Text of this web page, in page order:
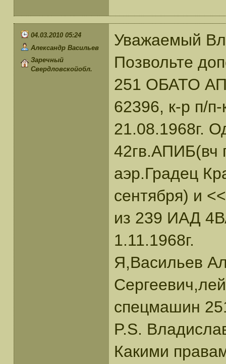
04.03.2010 05:24
Александр Васильев
Заречный
Свердловскойобл.
Уважаемый
Позвольте
251 ОБАТО
62396, к-р п/
21.08.1968г.
42гв.АПИБ(вч
аэр.Градец
сентября) и
из 239 ИАД
1.11.1968г.
Я,Васильев
спецмашин
P.S.
Какими